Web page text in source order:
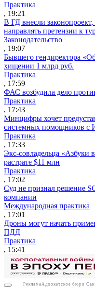
Практика
, 19:21
В ГД внесли
направлять претензии к
Законодательство
, 19:07
Бывшего гендиректора
хищении 1 млрд руб.
Практика
, 17:59
ФАС возбудила дело
Практика
, 17:43
Минцифры хочет
системных помощников с
Практика
, 17:33
Экс-совладельца «Азбуки
растрате $11 млн
Практика
, 17:02
Суд не признал решение
компании
Международная практика
, 17:01
Дроны могут начать
ПДД
Практика
, 15:41
Реклама Адвокатское бюро